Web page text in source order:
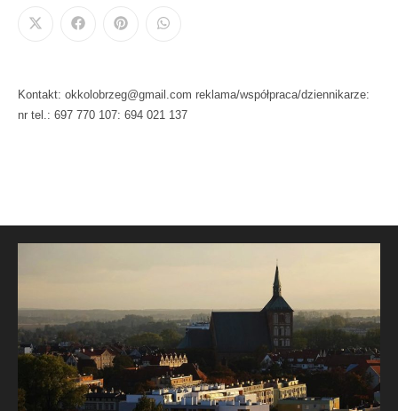
Kontakt: okkolobrzeg@gmail.com reklama/współpraca/dziennikarze:
nr tel.: 697 770 107: 694 021 137